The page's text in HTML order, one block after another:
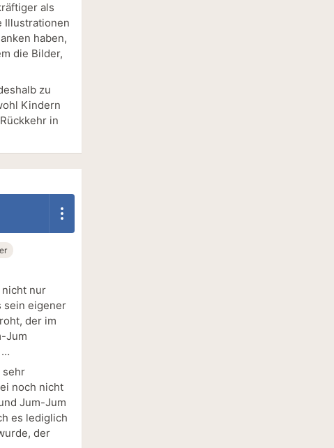
als
Illustrationen
haben,
die Bilder,
zu
Kindern
in
nicht nur
sein eigener
der im
Jum
…
sehr
noch nicht
Jum-Jum
es lediglich
der